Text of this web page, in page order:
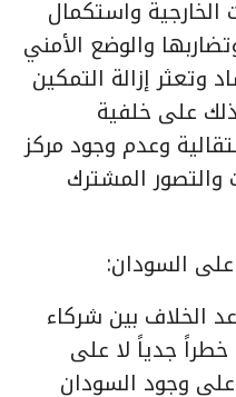
الخارجية واستكمال
والوضع الأمني
وتعثر إزالة التمكين
على خلفية
وعدم وجود مركز
والتصور المشترك
على السودان:
الخلاف بين شركاء
خطراً جدياً لا على
على وجود السودان